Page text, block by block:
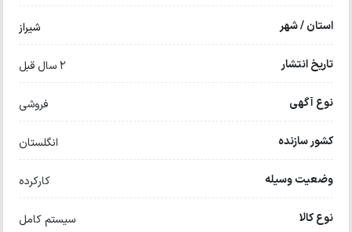
استان / شهر شیراز
تاریخ انتشار 2 سال قبل
نوع آگهی فروشی
کشور سازنده انگلستان
وضعیت وسیله کارکرده
نوع کالا سیستم کامل